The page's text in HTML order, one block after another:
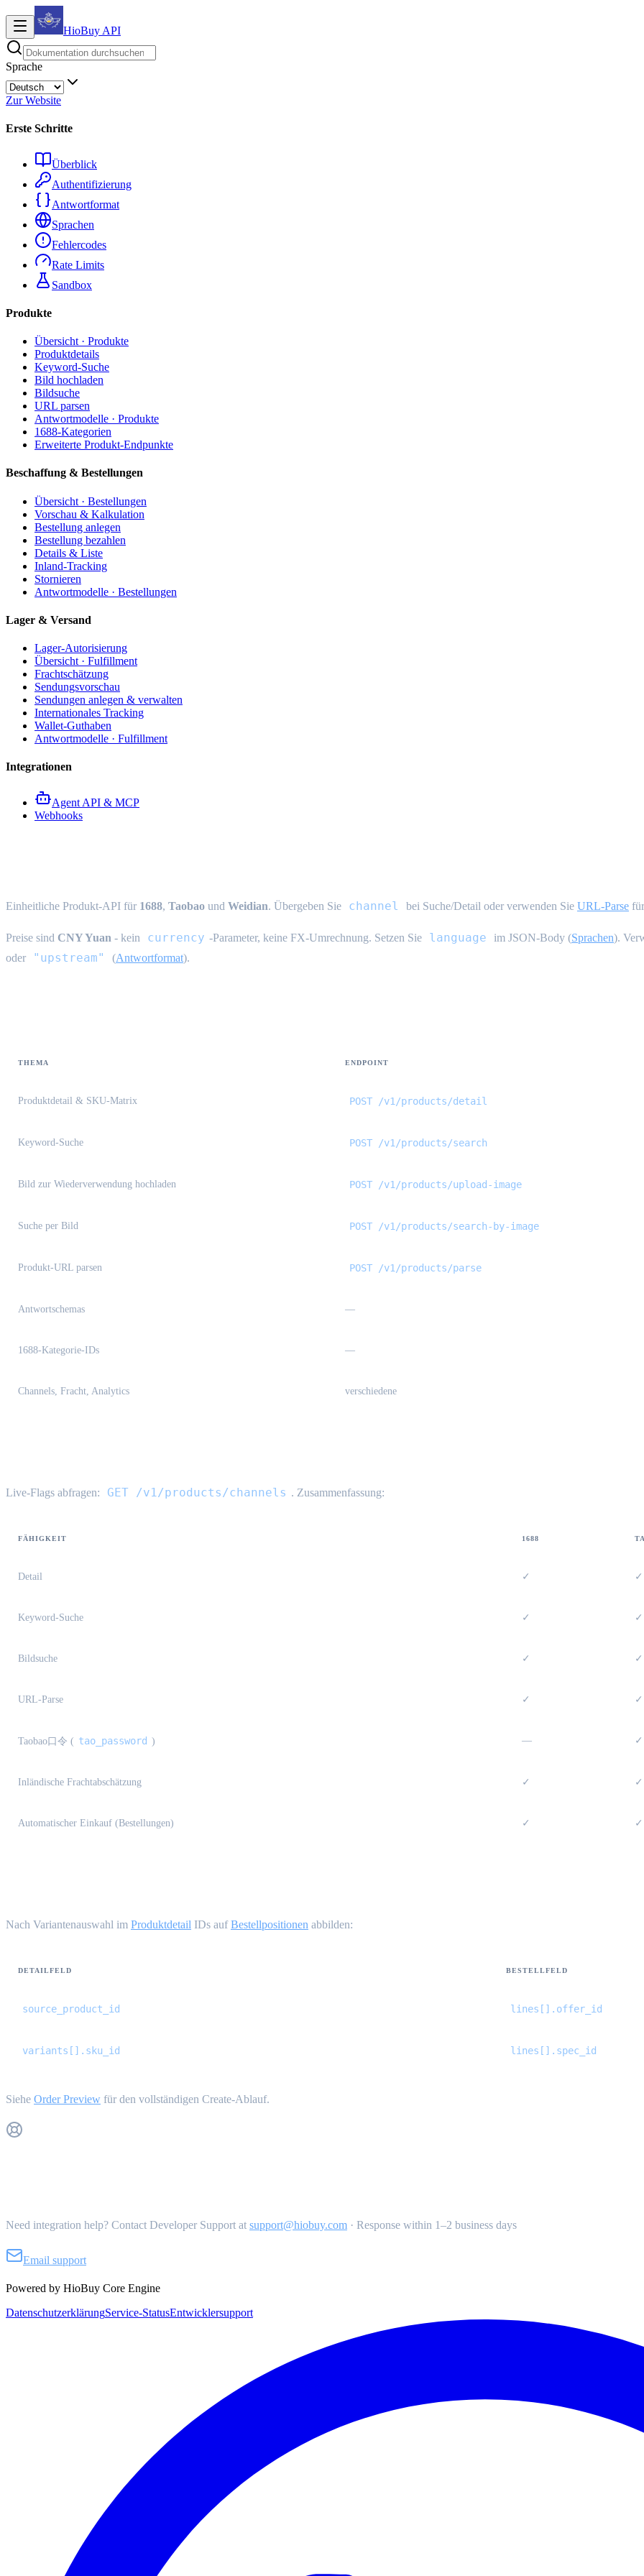
HioBuy API
Sprache
Zur Website
Erste Schritte
Überblick
Authentifizierung
Antwortformat
Sprachen
Fehlercodes
Rate Limits
Sandbox
Produkte
Übersicht · Produkte
Produktdetails
Keyword-Suche
Bild hochladen
Bildsuche
URL parsen
Antwortmodelle · Produkte
1688-Kategorien
Erweiterte Produkt-Endpunkte
Beschaffung & Bestellungen
Übersicht · Bestellungen
Vorschau & Kalkulation
Bestellung anlegen
Bestellung bezahlen
Details & Liste
Inland-Tracking
Stornieren
Antwortmodelle · Bestellungen
Lager & Versand
Lager-Autorisierung
Übersicht · Fulfillment
Frachtschätzung
Sendungsvorschau
Sendungen anlegen & verwalten
Internationales Tracking
Wallet-Guthaben
Antwortmodelle · Fulfillment
Integrationen
Agent API & MCP
Webhooks
Einheitliche Produkt-API für 1688, Taobao und Weidian. Übergeben Sie channel bei Suche/Detail oder verwenden Sie URL-Parse
Preise sind CNY Yuan - kein currency -Parameter, keine FX-Umrechnung. Setzen Sie language im JSON-Body (Sprachen).
oder
"upstream" (Antwortformat).
THEMA ENDPOINT
Produktdetail & SKU-Matrix POST /v1/products/detail
Keyword-Suche POST /v1/products/search
Bild zur Wiederverwendung hochladen POST /v1/products/upload-image
Suche per Bild POST /v1/products/search-by-image
Produkt-URL parsen POST /v1/products/parse
Antwortschemas —
1688-Kategorie-IDs —
Channels, Fracht, Analytics verschiedene
Live-Flags abfragen: GET /v1/products/channels . Zusammenfassung:
FÄHIGKEIT 1688
Detail ✓ ✓
Keyword-Suche ✓ ✓
Bildsuche ✓ ✓
URL-Parse ✓ ✓
Taobao口令 ( tao_password ) — ✓
Inländische Frachtabschätzung ✓ ✓
Automatischer Einkauf (Bestellungen) ✓ ✓
Nach Variantenauswahl im Produktdetail IDs aufBestellpositionen abbilden:
DETAILFELD BESTELLFELD
source_product_id lines[].offer_id
variants[].sku_id lines[].spec_id
Siehe Order Preview für den vollständigen Create-Ablauf.
Need integration help? Contact Developer Support at support@hiobuy.com · Response within 1–2 business days
Email support
Powered by HioBuy Core Engine
DatenschutzerklärungService-StatusEntwicklersupport